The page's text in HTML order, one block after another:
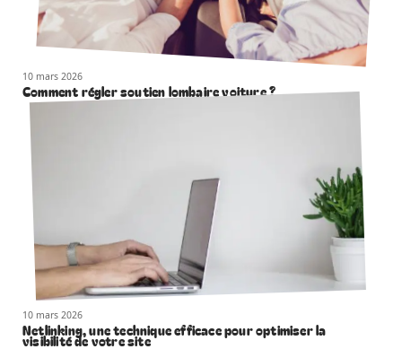
10 mars 2026
Comment régler soutien lombaire voiture ?
10 mars 2026
Netlinking, une technique efficace pour optimiser la
visibilité de votre site